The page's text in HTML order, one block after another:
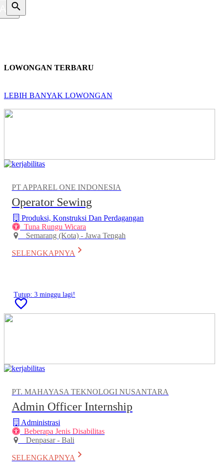
search
LOWONGAN TERBARU
LEBIH BANYAK LOWONGAN
PT APPAREL ONE INDONESIA
Operator Sewing
Produksi, Konstruksi Dan Perdagangan
Tuna Rungu Wicara
Semarang (Kota) - Jawa Tengah
SELENGKAPNYA keyboard_arrow_right
Tutup: 3 minggu lagi!
favorite_border
PT. MAHAYASA TEKNOLOGI NUSANTARA
Admin Officer Internship
Administrasi
Beberapa Jenis Disabilitas
Denpasar - Bali
SELENGKAPNYA keyboard_arrow_right